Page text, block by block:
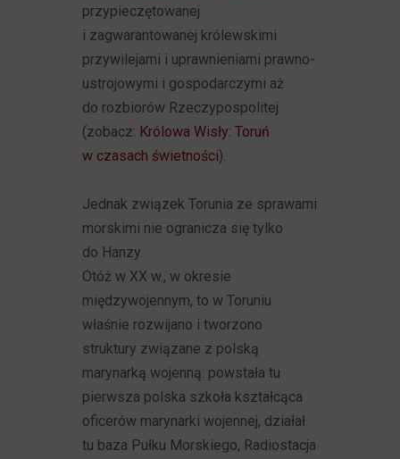
przypieczętowanej
i zagwarantowanej królewskimi
przywilejami i uprawnieniami prawno-
ustrojowymi i gospodarczymi aż
do rozbiorów Rzeczypospolitej
(zobacz: Królowa Wisły: Toruń
w czasach świetności).
Jednak związek Torunia ze sprawami
morskimi nie ogranicza się tylko
do Hanzy.
Otóż w XX w., w okresie
międzywojennym, to w Toruniu
właśnie rozwijano i tworzono
struktury związane z polską
marynarką wojenną: powstała tu
pierwsza polska szkoła kształcąca
oficerów marynarki wojennej, działał
tu baza Pułku Morskiego, Radiostacja